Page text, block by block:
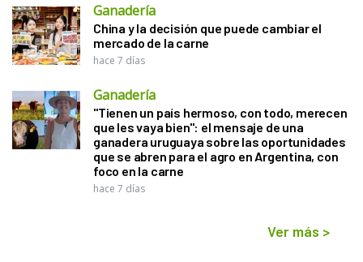
Ganadería
China y la decisión que puede cambiar el
mercado de la carne
hace 7 días
Ganadería
"Tienen un país hermoso, con todo, merecen
que les vaya bien": el mensaje de una
ganadera uruguaya sobre las oportunidades
que se abren para el agro en Argentina, con
foco en la carne
hace 7 días
Ver más >